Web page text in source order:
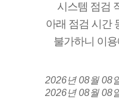
시스템 점검
아래 점검 시간
불가하니 이
2026년 08월 08
2026년 08월 08